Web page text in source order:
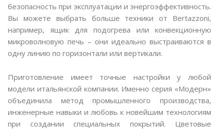
безопасность при эксплуатации и энергоэффективность.
Вы можете выбрать больше техники от Bertazzoni,
например, ящик для подогрева или конвекционную
микроволновую печь – они идеально выстраиваются в
одну линию по горизонтали или вертикали.
Приготовление имеет точные настройки у любой
модели итальянской компании. Именно серия «Модерн»
объединила метод промышленного производства,
инженерные навыки и любовь к новейшим технологиям
при создании специальных покрытий. Цветовые